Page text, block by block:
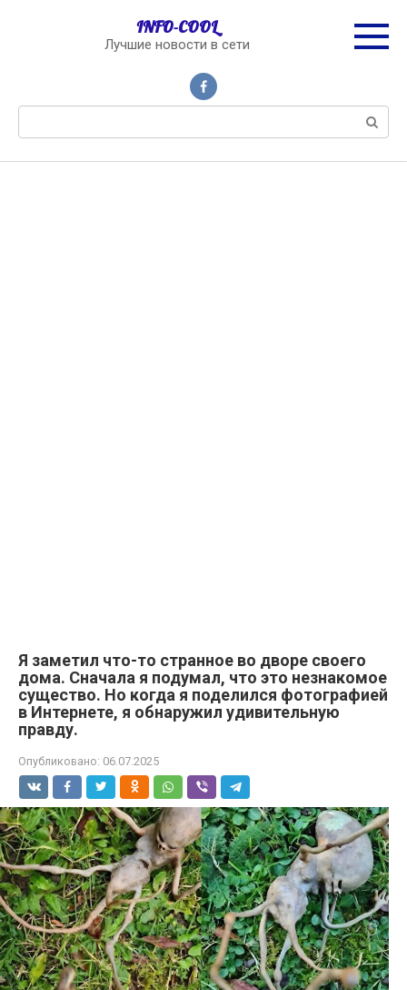
INFO-COOL
Лучшие новости в сети
Я заметил что-то странное во дворе своего
дома. Сначала я подумал, что это незнакомое
существо. Но когда я поделился фотографией
в Интернете, я обнаружил удивительную
правду.
Опубликовано: 06.07.2025